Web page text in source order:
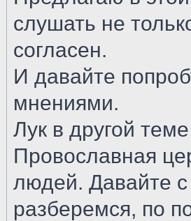
слушать не
согласен.
И давайте
мнениями.
Лук в другой
Провославная
людей. Давайте
разберемся, по